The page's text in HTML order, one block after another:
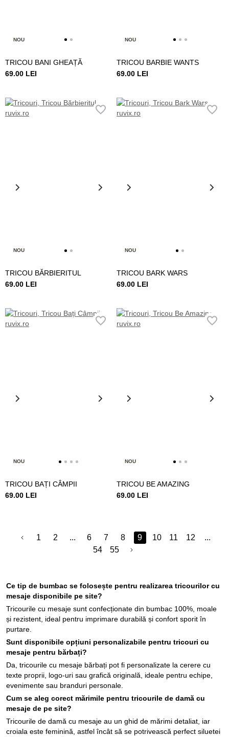
NOU
TRICOU BANI GHEAȚĂ
69.00 LEI
NOU
TRICOU BARBIE WANTS
69.00 LEI
NOU
TRICOU BĂRBIERITUL
69.00 LEI
NOU
TRICOU BARK WARS
69.00 LEI
NOU
TRICOU BAȚI CÂMPII
69.00 LEI
NOU
TRICOU BE AMAZING
69.00 LEI
1 2 ... 6 7 8 9 10 11 12
...
54
55
Ce tip de bumbac se folosește pentru realizarea tricourilor cu
mesaje disponibile pe site?
Tricourile cu mesaje sunt confecționate din bumbac 100%, moale
și rezistent, ideal pentru imprimare durabilă și confort sporit în
purtare.
Sunt disponibile opțiuni personalizabile pentru tricouri cu
mesaje pentru bărbați?
Da, tricourile cu mesaje bărbați pot fi personalizate la cerere cu
texte proprii, logo-uri sau grafică originală, ideale pentru echipe,
evenimente sau branduri personale.
Cum se aleg corect mărimile pentru tricourile de damă cu
mesaje de pe site?
Tricourile de damă cu mesaje au un ghid de mărimi detaliat, iar
croiala este feminină, astfel încât să se potrivească perfect siluetei